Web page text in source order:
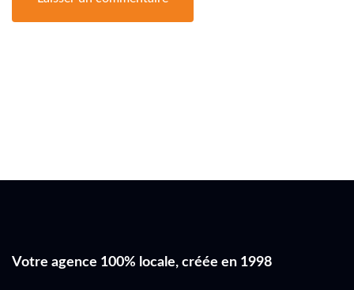
Votre agence 100% locale, créée en 1998